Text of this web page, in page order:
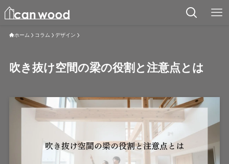
ホーム コラム デザイン
吹き抜け空間の梁の役割と注意点とは